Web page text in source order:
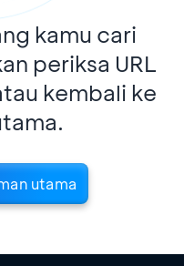
kamu cari
periksa URL
kembali ke
utama